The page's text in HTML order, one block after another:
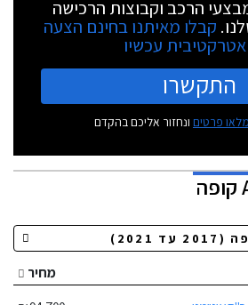
הרכב וקבוצות הרכישה
קבלו מאיתנו בחינם הצעה
אטרקטיבית עכשיו
התקשרו
מלאו פרטים ונחזור אליכם בהקדם
מחיר